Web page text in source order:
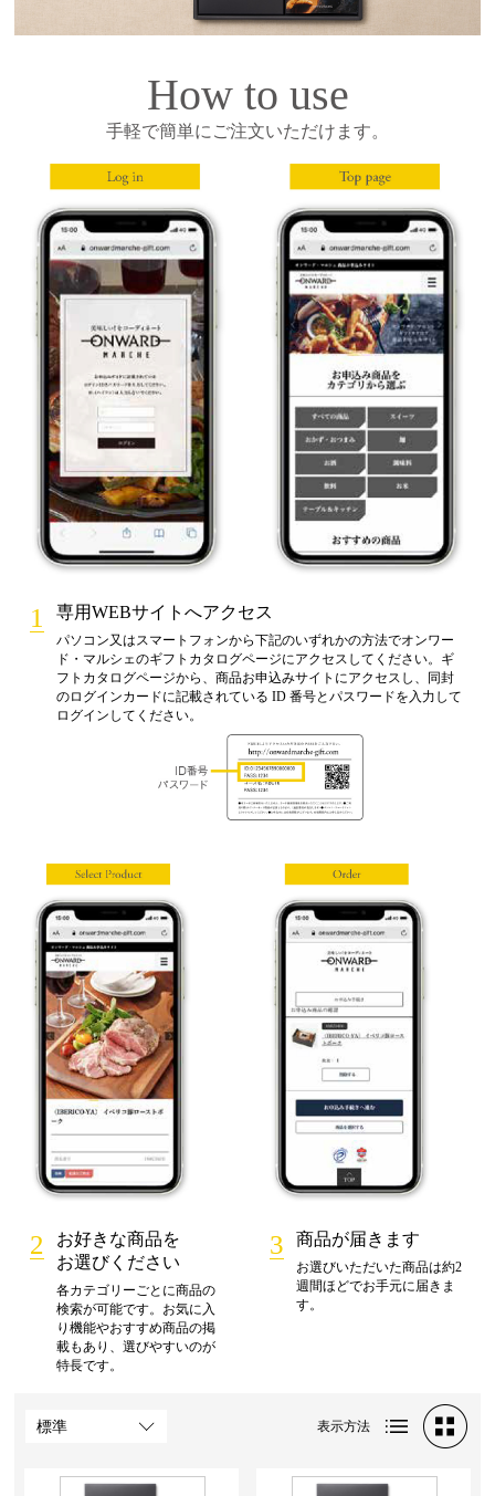
How to use
手軽で簡単にご注文いただけます。
専用WEBサイトへアクセス
パソコン又はスマートフォンから下記のいずれかの方法でオンワー
ド・マルシェのギフトカタログページにアクセスしてください。ギ
フトカタログページから、商品お申込みサイトにアクセスし、同封
のログインカードに記載されている ID 番号とパスワードを入力して
ログインしてください。
お好きな商品を
お選びください
各カテゴリーごとに商品の
検索が可能です。お気に入
り機能やおすすめ商品の掲
載もあり、選びやすいのが
特長です。
商品が届きます
お選びいただいた商品は約2
週間ほどでお手元に届きま
す。
表示方法